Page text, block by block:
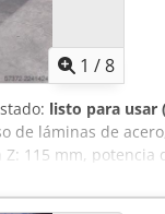
1 /8
listo para usar
de láminas de
115 mm,
25 mm/20